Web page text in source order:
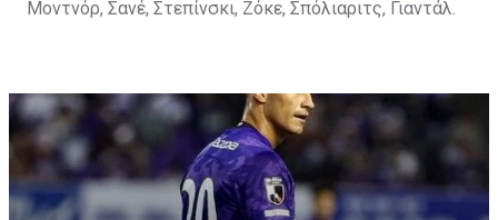
Μοντνόρ, Σανέ, Στεπίνσκι, Ζόκε, Σπόλιαριτς, Γιαντάλ.